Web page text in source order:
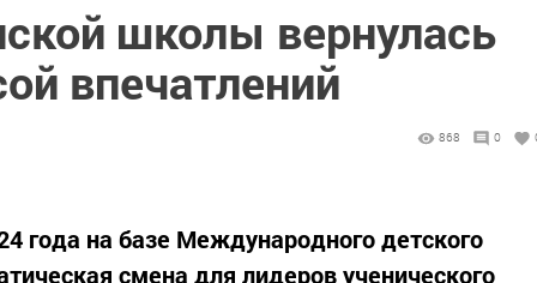
школы вернулась
впечатлений
868 0
года на базе Международного детского
смена для лидеров ученического